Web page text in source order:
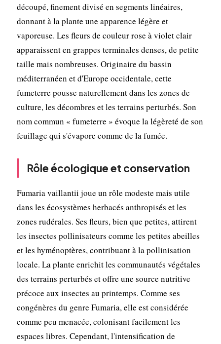
découpé, finement divisé en segments linéaires,
donnant à la plante une apparence légère et
vaporeuse. Les fleurs de couleur rose à violet clair
apparaissent en grappes terminales denses, de petite
taille mais nombreuses. Originaire du bassin
méditerranéen et d'Europe occidentale, cette
fumeterre pousse naturellement dans les zones de
culture, les décombres et les terrains perturbés. Son
nom commun « fumeterre » évoque la légèreté de son
feuillage qui s'évapore comme de la fumée.
Rôle écologique et conservation
Fumaria vaillantii joue un rôle modeste mais utile
dans les écosystèmes herbacés anthropisés et les
zones rudérales. Ses fleurs, bien que petites, attirent
les insectes pollinisateurs comme les petites abeilles
et les hyménoptères, contribuant à la pollinisation
locale. La plante enrichit les communautés végétales
des terrains perturbés et offre une source nutritive
précoce aux insectes au printemps. Comme ses
congénères du genre Fumaria, elle est considérée
comme peu menacée, colonisant facilement les
espaces libres. Cependant, l'intensification de